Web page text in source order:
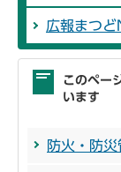
広報まつ
このペー
います
防火・防